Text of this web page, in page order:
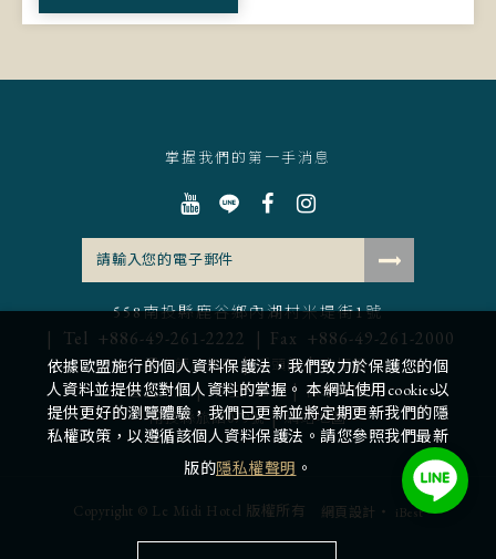
掌握我們的第一手消息
558南投縣鹿谷鄉內湖村米堤街1號
Tel +886-49-261-2222 Fax +886-49-261-2000
米堤大飯店集團|溪頭館|中壢館
豐益米廠|平旺假日表 | 徵才專區
南投縣旅館079號|網站地圖
Copyright © Le Midi Hotel 版權所有 網頁設計 ‧ iBest
依據歐盟施行的個人資料保護法，我們致力於保護您的個
人資料並提供您對個人資料的掌握。 本網站使用cookies以
提供更好的瀏覽體驗，我們已更新並將定期更新我們的隱
私權政策，以遵循該個人資料保護法。請您參照我們最新
版的隱私權聲明 。